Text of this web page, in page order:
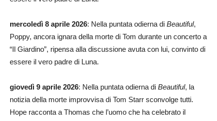
mercoledì 8 aprile 2026: Nella puntata odierna di Beautiful,
Poppy, ancora ignara della morte di Tom durante un concerto a
“Il Giardino”, ripensa alla discussione avuta con lui, convinto di
essere il vero padre di Luna.
giovedì 9 aprile 2026: Nella puntata odierna di Beautiful, la
notizia della morte improvvisa di Tom Starr sconvolge tutti.
Hope racconta a Thomas che l’uomo che ha celebrato il